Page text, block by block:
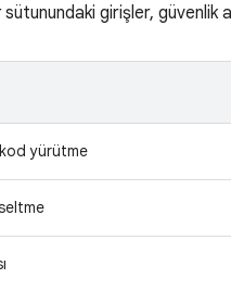
sütunundaki girişler, güvenlik
yürütme